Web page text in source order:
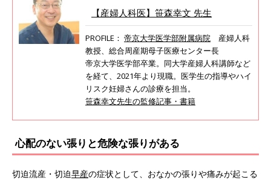
【産婦人科医】笹森幸文 先生
PROFILE： 帝京大学医学部附属病院 産婦人科
教授、総合周産期母子医療センター長
帝京大学医学部卒業。同大学産婦人科講師など
を経て、2021年より現職。医学生の指導やハイ
リスク妊婦さんの診療を担当。
笹森幸文先生の監修記事・書籍
心配のない張りと危険な張りがある
切迫流産・切迫早産の症状として、おなかの張りや痛みが起こる